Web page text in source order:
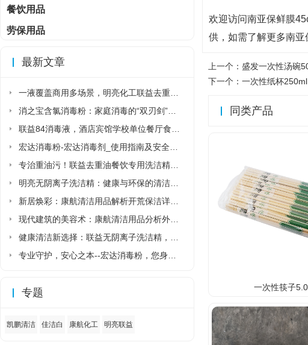
欢迎访问南亚保鲜膜
供，如需了解更多南亚
上一个： 盛发一次性汤碗
下一个： 一次性纸杯250ml
同类产品
一次性筷子5.0
餐饮用品
劳保用品
最新文章
专题
凯鹏清洁 佳洁白 康航化工 明亮联益